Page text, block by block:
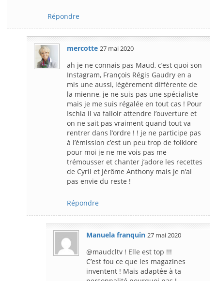
Répondre
mercotte 27 mai 2020
ah je ne connais pas Maud, c’est quoi son
Instagram, François Régis Gaudry en a
mis une aussi, légèrement différente de
la mienne, je ne suis pas une spécialiste
mais je me suis régalée en tout cas ! Pour
Ischia il va falloir attendre l’ouverture et
on ne sait pas vraiment quand tout va
rentrer dans l’ordre ! ! je ne participe pas
à l’émission c’est un peu trop de folklore
pour moi je ne me vois pas me
trémousser et chanter j’adore les recettes
de Cyril et Jérôme Anthony mais je n’ai
pas envie du reste !
Répondre
Manuela franquin 27 mai 2020
@maudcltv ! Elle est top !!!
C’est fou ce que les magazines
inventent ! Mais adaptée à ta